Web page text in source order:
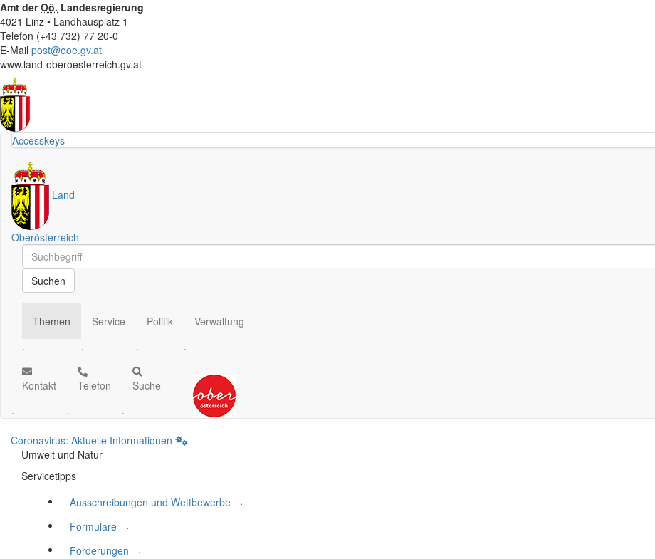
Amt derOö. Landesregierung
4021 Linz • Landhausplatz 1
Telefon (+43 732) 77 20-0
E-Mail post@ooe.gv.at
www.land-oberoesterreich.gv.at
Accesskeys
Land
Oberösterreich
Schnellsuche
Schnellsuche
Suchen
Themen
.
Service
.
Politik
.
Verwaltung
.
Kontakt
.
Telefon
.
Suche
.
Coronavirus: Aktuelle Informationen
Umwelt und Natur
Servicetipps
Ausschreibungen und Wettbewerbe
.
Formulare
.
Förderungen
.